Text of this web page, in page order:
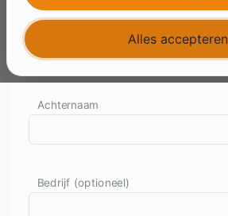
Achternaam
Bedrijf (optioneel)
Alles accepteren